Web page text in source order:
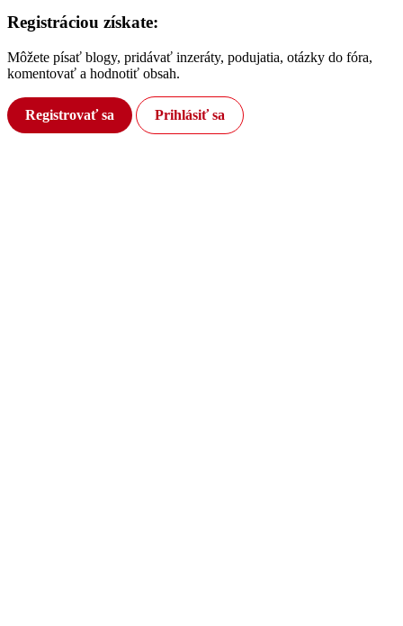
Registráciou získate:
Môžete písať blogy, pridávať inzeráty, podujatia, otázky do fóra,
komentovať a hodnotiť obsah.
Registrovať sa Prihlásiť sa